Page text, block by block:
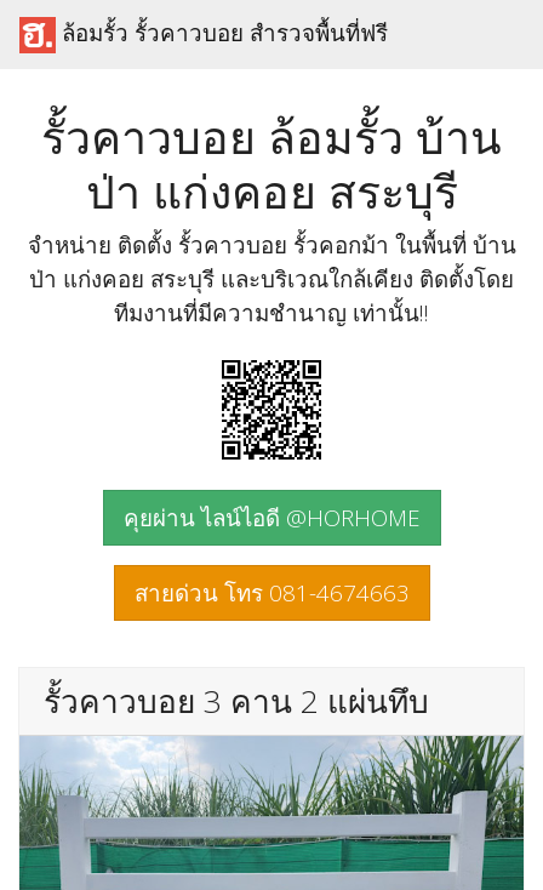
ล้อมรั้ว รั้วคาวบอย สำรวจพื้นที่ฟรี
รั้วคาวบอย ล้อมรั้ว บ้าน
ป่า แก่งคอย สระบุรี
จำหน่าย ติดตั้ง รั้วคาวบอย รั้วคอกม้า ในพื้นที่ บ้าน
ป่า แก่งคอย สระบุรี และบริเวณใกล้เคียง ติดตั้งโดย
ทีมงานที่มีความชำนาญ เท่านั้น!!
คุยผ่าน ไลน์ไอดี @HORHOME
สายด่วน โทร 081-4674663
รั้วคาวบอย 3 คาน 2 แผ่นทึบ